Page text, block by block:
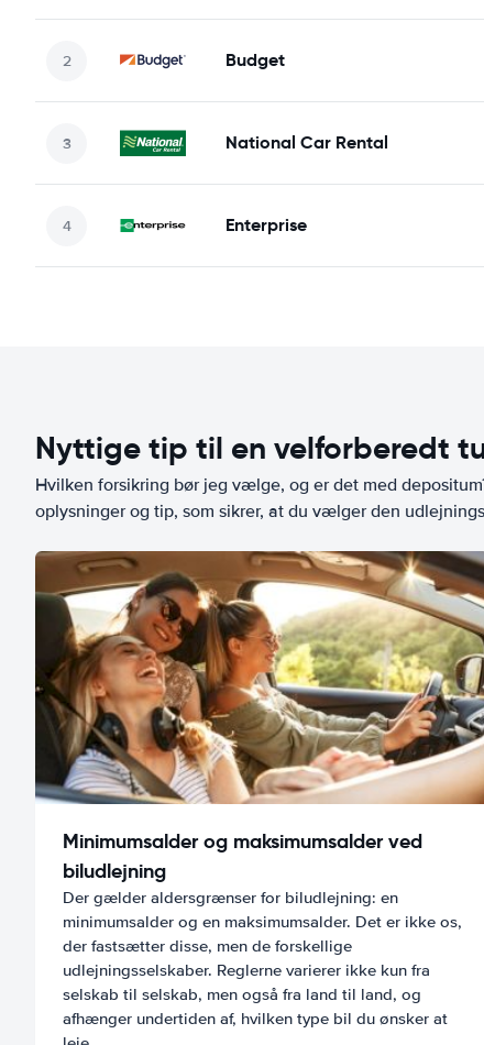
Budget
National Car Rental
Enterprise
Nyttige tip til en velforberedt
Hvilken forsikring bør jeg vælge, og er det med
oplysninger og tip, som sikrer, at du vælger den
Minimumsalder og maksimumsalder ved
biludlejning
Der gælder aldersgrænser for biludlejning: en
minimumsalder og en maksimumsalder. Det er ikke os,
der fastsætter disse, men de forskellige
udlejningsselskaber. Reglerne varierer ikke kun fra
selskab til selskab, men også fra land til land, og
afhænger undertiden af, hvilken type bil du ønsker at